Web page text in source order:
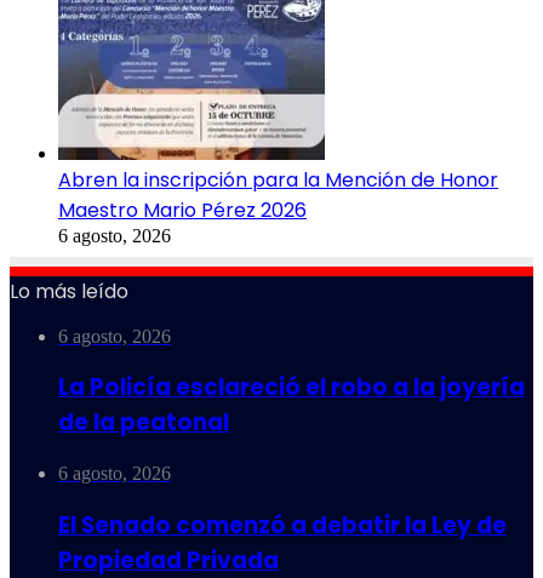
Abren la inscripción para la Mención de Honor
Maestro Mario Pérez 2026
6 agosto, 2026
Lo más leído
6 agosto, 2026
La Policía esclareció el robo a la joyería
de la peatonal
6 agosto, 2026
El Senado comenzó a debatir la Ley de
Propiedad Privada